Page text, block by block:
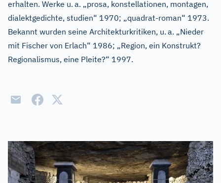
erhalten. Werke u. a. „prosa, konstellationen, montagen,
dialektgedichte, studien“ 1970; „quadrat-roman“ 1973.
Bekannt wurden seine Architekturkritiken, u. a. „Nieder
mit Fischer von Erlach“ 1986; „Region, ein Konstrukt?
Regionalismus, eine Pleite?“ 1997.